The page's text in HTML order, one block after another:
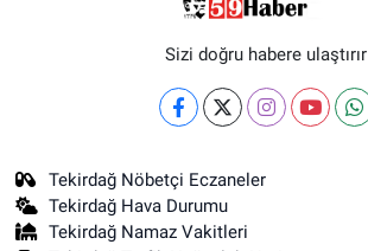
Sizi doğru habere ulaştırır
Tekirdağ Nöbetçi Eczaneler
Tekirdağ Hava Durumu
Tekirdağ Namaz Vakitleri